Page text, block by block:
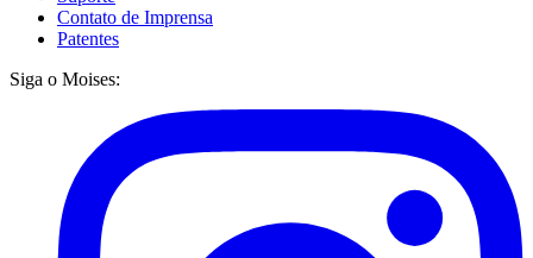
Contato de Imprensa
Patentes
Siga o Moises: